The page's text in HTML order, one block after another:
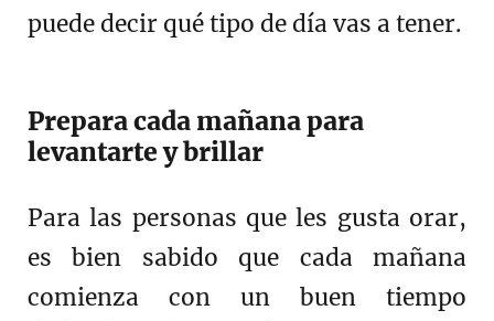
puede decir qué tipo de día vas a tener.
Prepara cada mañana para
levantarte y brillar
Para las personas que les gusta orar,
es bien sabido que cada mañana
comienza con un buen tiempo